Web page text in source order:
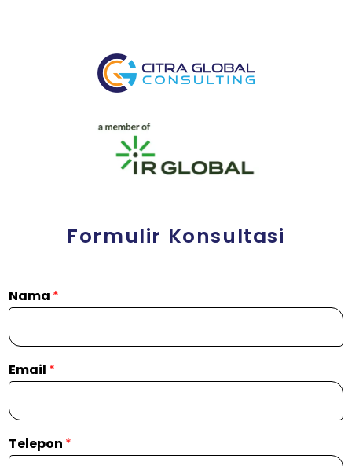
Formulir Konsultasi
Nama *
Email *
Telepon *